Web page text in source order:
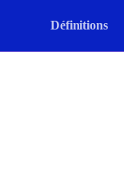
Définitions